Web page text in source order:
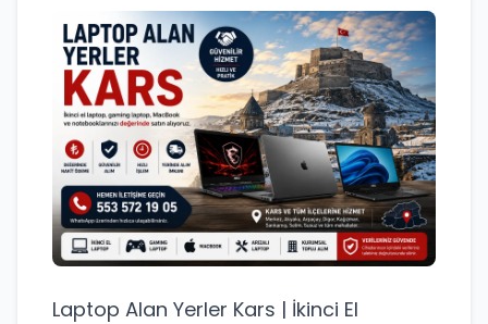
Laptop Alan Yerler Kars | İkinci El